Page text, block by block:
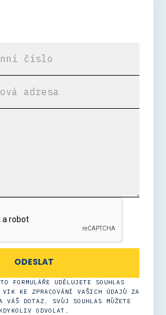
FORMULÁŘE UDĚLUJETE SOUHLAS
VIK KE ZPRACOVÁNÍ VAŠICH ÚDAJŮ ZA
VÁŠ DOTAZ. SVŮJ SOUHLAS MŮŽETE
KDYKOLIV ODVOLAT.